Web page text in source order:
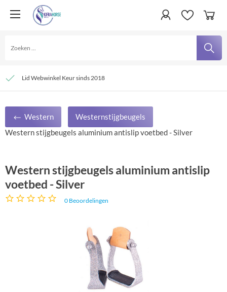
Persoonlijke service
Verzending € 4,95 en gratis bij besteding vanaf € 100,- binnen Nederland
Lid Webwinkel Keur sinds 2018
Western
Westernstijgbeugels
Western stijgbeugels aluminium antislip voetbed - Silver
Western stijgbeugels aluminium antislip
voetbed - Silver
0 Beoordelingen